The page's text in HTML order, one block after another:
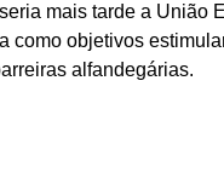
mais tarde a União
como objetivos
alfandegárias.